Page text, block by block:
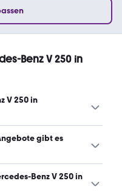
Benz V 250 in
V 250 in
Benz V 250 in
€ und 53.900 €. (Stand:
gibt es
V 250 bei mobile.de,
(Stand: 9.8.2026)
Benz V 250 in